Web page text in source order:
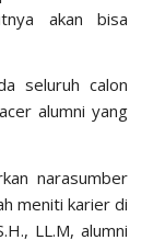
akan bisa
seluruh calon
alumni yang
narasumber
meniti karier di
LL.M, alumni